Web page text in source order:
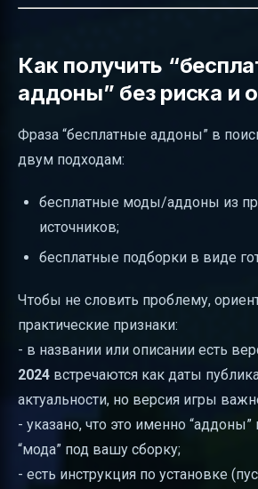
Как получить
аддоны” без риска и
Фраза “бесплатные аддоны” в
двум подходам:
бесплатные моды/аддоны из
источников;
бесплатные подборки в виде
Чтобы не словить проблему,
практические признаки:
- в названии или описании есть
2024 встречаются как даты
актуальности, но версия игры
- указано, что это именно
“мода” под вашу сборку;
- есть инструкция по установке